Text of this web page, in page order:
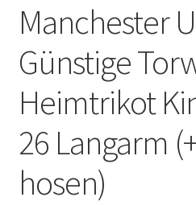
Manchester
Günstige
Heimtrikot
26 Langarm
hosen)